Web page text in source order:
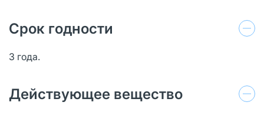
Срок годности
3 года.
Действующее вещество